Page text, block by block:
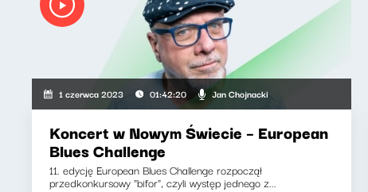
1 czerwca 2023 01:42:20 Jan Chojnacki
Koncert w Nowym Świecie – European
Blues Challenge
11. edycję European Blues Challenge rozpoczął
przedkonkursowy "bifor", czyli występ jednego z...